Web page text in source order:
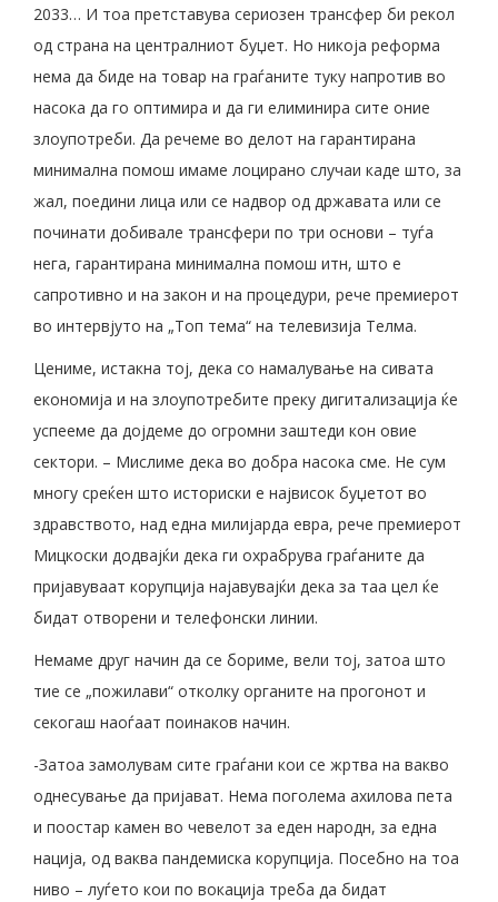
2033… И тоа претставува сериозен трансфер би рекол
од страна на централниот буџет. Но никоја реформа
нема да биде на товар на граѓаните туку напротив во
насока да го оптимира и да ги елиминира сите оние
злоупотреби. Да речеме во делот на гарантирана
минимална помош имаме лоцирано случаи каде што, за
жал, поедини лица или се надвор од државата или се
починати добивале трансфери по три основи – туѓа
нега, гарантирана минимална помош итн, што е
сапротивно и на закон и на процедури, рече премиерот
во интервјуто на „Топ тема“ на телевизија Телма.
Цениме, истакна тој, дека со намалување на сивата
економија и на злоупотребите преку дигитализација ќе
успееме да дојдеме до огромни заштеди кон овие
сектори. – Мислиме дека во добра насока сме. Не сум
многу среќен што историски е највисок буџетот во
здравството, над една милијарда евра, рече премиерот
Мицкоски додвајќи дека ги охрабрува граѓаните да
пријавуваат корупција најавувајќи дека за таа цел ќе
бидат отворени и телефонски линии.
Немаме друг начин да се бориме, вели тој, затоа што
тие се „пожилави“ отколку органите на прогонот и
секогаш наоѓаат поинаков начин.
-Затоа замолувам сите граѓани кои се жртва на вакво
однесување да пријават. Нема поголема ахилова пета
и поостар камен во чевелот за еден народн, за една
нација, од ваква пандемиска корупција. Посебно на тоа
ниво – луѓето кои по вокација треба да бидат